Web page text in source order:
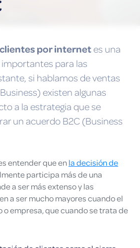
por internetes una
para las
si hablamos de ventas
existen algunas
a la estrategia que se
un acuerdo B2C (Business
entender que enla decisión de
mente participa más de una
a sermás extenso y las
a sermuchomayores cuando el
o empresa, que cuando se trata de